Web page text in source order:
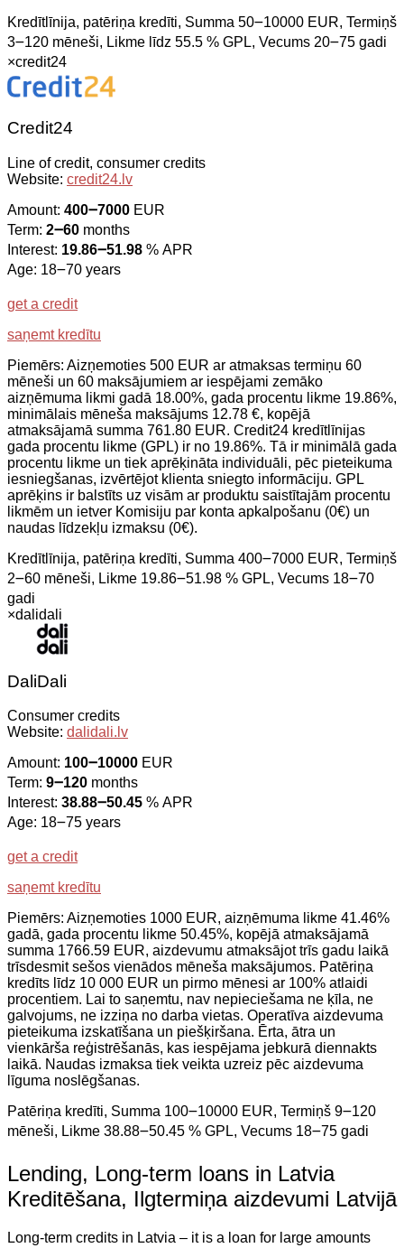
Kredītlīnija, patēriņa kredīti, Summa 50౼10000 EUR, Termiņš
3౼120 mēneši, Likme līdz 55.5 % GPL, Vecums 20౼75 gadi
×credit24
Credit24
Line of credit, consumer credits
Website: credit24.lv
Amount: 400౼7000 EUR
Term: 2౼60 months
Interest: 19.86౼51.98 % APR
Age: 18౼70 years
get a credit
saņemt kredītu
Piemērs: Aizņemoties 500 EUR ar atmaksas termiņu 60
mēneši un 60 maksājumiem ar iespējami zemāko
aizņēmuma likmi gadā 18.00%, gada procentu likme 19.86%,
minimālais mēneša maksājums 12.78 €, kopējā
atmaksājamā summa 761.80 EUR. Credit24 kredītlīnijas
gada procentu likme (GPL) ir no 19.86%. Tā ir minimālā gada
procentu likme un tiek aprēķināta individuāli, pēc pieteikuma
iesniegšanas, izvērtējot klienta sniegto informāciju. GPL
aprēķins ir balstīts uz visām ar produktu saistītajām procentu
likmēm un ietver Komisiju par konta apkalpošanu (0€) un
naudas līdzekļu izmaksu (0€).
Kredītlīnija, patēriņa kredīti, Summa 400౼7000 EUR, Termiņš
2౼60 mēneši, Likme 19.86౼51.98 % GPL, Vecums 18౼70
gadi
×dalidali
DaliDali
Consumer credits
Website: dalidali.lv
Amount: 100౼10000 EUR
Term: 9౼120 months
Interest: 38.88౼50.45 % APR
Age: 18౼75 years
get a credit
saņemt kredītu
Piemērs: Aizņemoties 1000 EUR, aizņēmuma likme 41.46%
gadā, gada procentu likme 50.45%, kopējā atmaksājamā
summa 1766.59 EUR, aizdevumu atmaksājot trīs gadu laikā
trīsdesmit sešos vienādos mēneša maksājumos. Patēriņa
kredīts līdz 10 000 EUR un pirmo mēnesi ar 100% atlaidi
procentiem. Lai to saņemtu, nav nepieciešama ne ķīla, ne
galvojums, ne izziņa no darba vietas. Operatīva aizdevuma
pieteikuma izskatīšana un piešķiršana. Ērta, ātra un
vienkārša reģistrēšanās, kas iespējama jebkurā diennakts
laikā. Naudas izmaksa tiek veikta uzreiz pēc aizdevuma
līguma noslēgšanas.
Patēriņa kredīti, Summa 100౼10000 EUR, Termiņš 9౼120
mēneši, Likme 38.88౼50.45 % GPL, Vecums 18౼75 gadi
Lending, Long-term loans in Latvia
Kreditēšana, Ilgtermiņa aizdevumi Latvijā
Long-term credits in Latvia – it is a loan for large amounts